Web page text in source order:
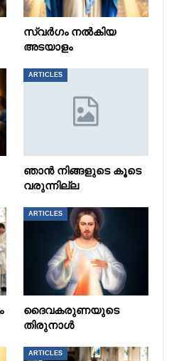
സ്വർഗം നൽകിയ
അടയാളം
ARTICLES
ഞാൻ നിങ്ങളുടെ കൂടെ
വരുന്നില്ല
ARTICLES
ദൈവകരുണയുടെ
തിരുനാൾ
ARTICLES